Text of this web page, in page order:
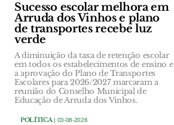
Sucesso escolar melhora em
Arruda dos Vinhos e plano
de transportes recebe luz
verde
A diminuição da taxa de retenção escolar
em todos os estabelecimentos de ensino e
a aprovação do Plano de Transportes
Escolares para 2026/2027 marcaram a
reunião do Conselho Municipal de
Educação de Arruda dos Vinhos.
POLÍTICA| 03-08-2026